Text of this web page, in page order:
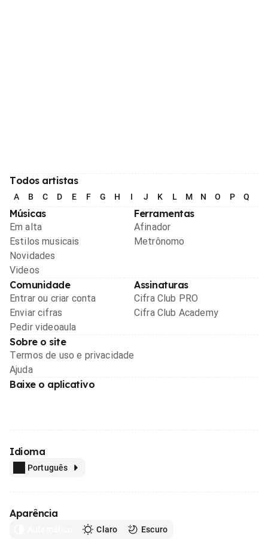
Todos artistas
A B C D E F G H I J K L M N O P Q
Músicas
Em alta
Estilos musicais
Novidades
Videos
Ferramentas
Afinador
Metrônomo
Comunidade
Entrar ou criar conta
Enviar cifras
Pedir videoaula
Assinaturas
Cifra Club PRO
Cifra Club Academy
Sobre o site
Termos de uso e privacidade
Ajuda
Baixe o aplicativo
Idioma
Português
Aparência
Claro Escuro